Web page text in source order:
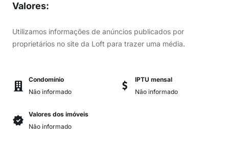
Valores:
Utilizamos informações de anúncios publicados por
proprietários no site da Loft para trazer uma média.
Condomínio
Não informado
IPTU mensal
Não informado
Valores dos imóveis
Não informado